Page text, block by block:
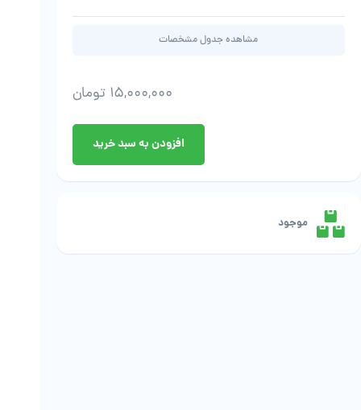
شیدایی,تابلو,شاد,گل های شیدایی,
مشاهده جدول مشخصات
15,000,000 تومان
گل
شیدایی
عدد
افزودن به سبد خرید
موجود